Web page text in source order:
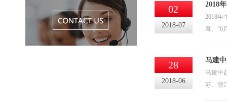
02
2018-07
2018
2018年
幕。”6
28
2018-06
马建
马建中
苏、浙